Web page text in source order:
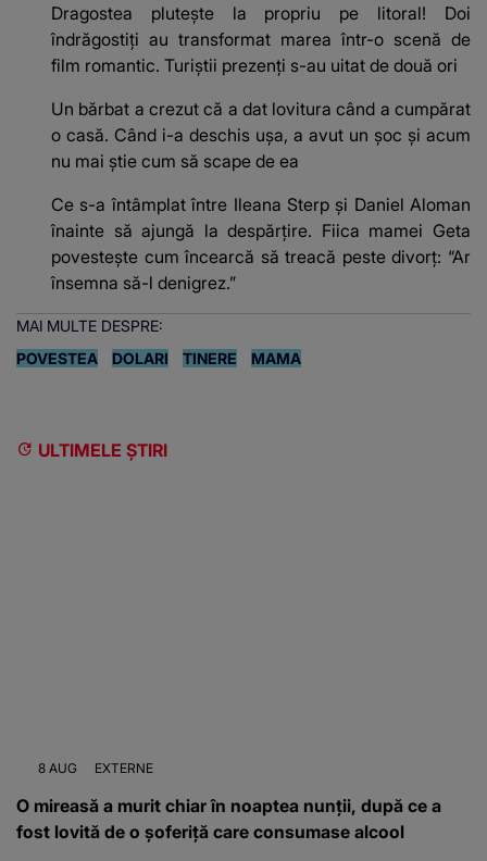
Dragostea plutește la propriu pe litoral! Doi
îndrăgostiți au transformat marea într-o scenă de
film romantic. Turiștii prezenți s-au uitat de două ori
Un bărbat a crezut că a dat lovitura când a cumpărat
o casă. Când i-a deschis ușa, a avut un șoc și acum
nu mai știe cum să scape de ea
Ce s-a întâmplat între Ileana Sterp și Daniel Aloman
înainte să ajungă la despărțire. Fiica mamei Geta
povestește cum încearcă să treacă peste divorț: “Ar
însemna să-l denigrez.”
MAI MULTE DESPRE:
POVESTEA
DOLARI TINERE MAMA
ULTIMELE ȘTIRI
8 AUG EXTERNE
O mireasă a murit chiar în noaptea nunții, după ce a
fost lovită de o șoferiță care consumase alcool